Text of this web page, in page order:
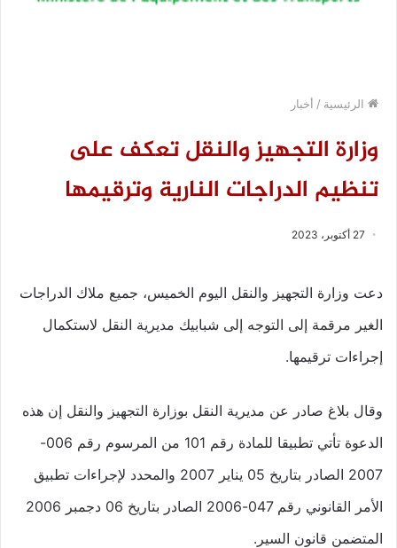
الرئيسية / أخبار
وزارة التجهيز والنقل تعكف على
تنظيم الدراجات النارية وترقيمها
27 أكتوبر، 2023
دعت وزارة التجهيز والنقل اليوم الخميس، جميع ملاك الدراجات
الغير مرقمة إلى التوجه إلى شبابيك مديرية النقل لاستكمال
إجراءات ترقيمها.
وقال بلاغ صادر عن مديرية النقل بوزارة التجهيز والنقل إن هذه
الدعوة تأتي تطبيقا للمادة رقم 101 من المرسوم رقم 006-
2007 الصادر بتاريخ 05 يناير 2007 والمحدد لإجراءات تطبيق
الأمر القانوني رقم 047-2006 الصادر بتاريخ 06 دجمبر 2006
المتضمن قانون السير.